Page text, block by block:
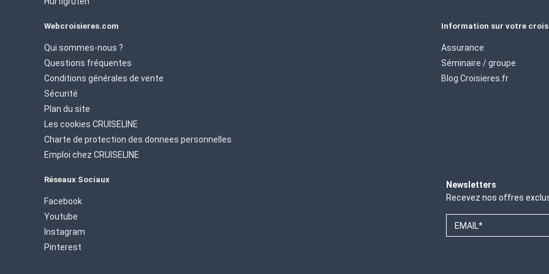
Webcroisieres.com
Qui sommes-nous ?
Questions fréquentes
Conditions générales de vente
Sécurité
Plan du site
Les cookies CRUISELINE
Charte de protection des donnees personnelles
Emploi chez CRUISELINE
Information sur votre
Assurance
Séminaire / groupe
Blog Croisieres.fr
Réseaux Sociaux
Facebook
Youtube
Instagram
Pinterest
Newsletters
Recevez nos offres
EMAIL*